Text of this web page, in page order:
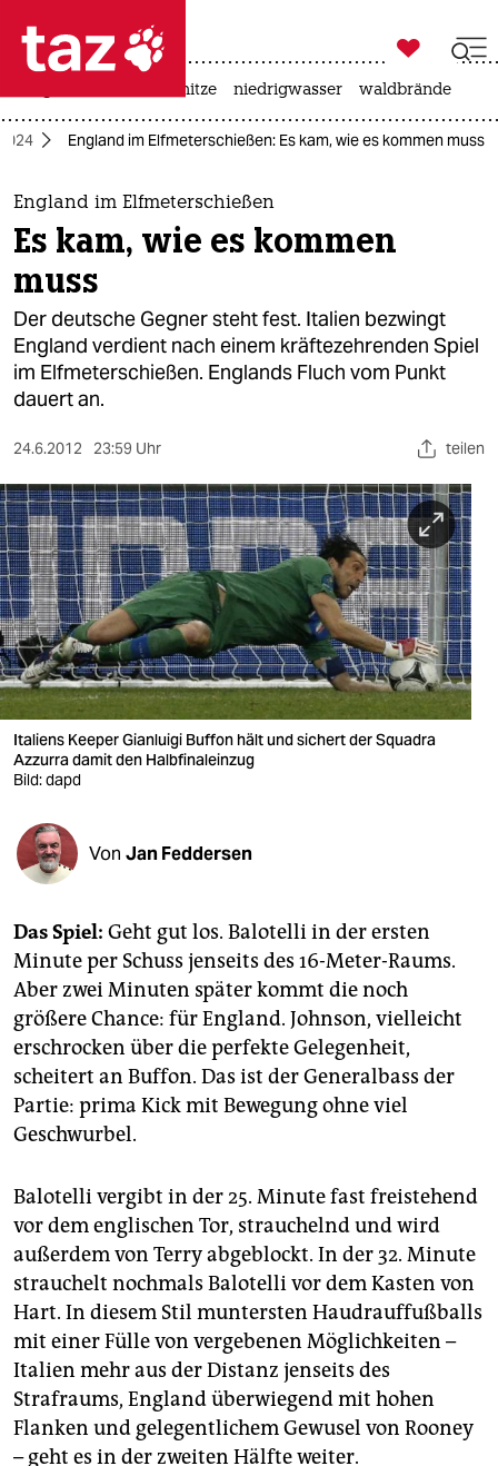
 taz zahl ich
taz zahl ich
themen
politik
öko
gesellschaft
kultur
sport
berlin
nord
wahrheit
verlag
verlag
veranstaltungen
shop
fragen & hilfe
unterstützen
genossenschaft
epaper login

taz zahl ich
hitze niedrigwasser waldbrände
England im Elfmeterschießen: Es kam, wie es kommen muss
England im Elfmeterschießen
Es kam, wie es kommen
muss
Der deutsche Gegner steht fest. Italien bezwingt
England verdient nach einem kräftezehrenden Spiel
im Elfmeterschießen. Englands Fluch vom Punkt
dauert an.
24.6.2012 23:59 Uhr teilen
Italiens Keeper Gianluigi Buffon hält und sichert der Squadra
Azzurra damit den Halbfinaleinzug
Bild: dapd
Von Jan Feddersen
Das Spiel: Geht gut los. Balotelli in der ersten
Minute per Schuss jenseits des 16-Meter-Raums.
Aber zwei Minuten später kommt die noch
größere Chance: für England. Johnson, vielleicht
erschrocken über die perfekte Gelegenheit,
scheitert an Buffon. Das ist der Generalbass der
Partie: prima Kick mit Bewegung ohne viel
Geschwurbel.
Balotelli vergibt in der 25. Minute fast freistehend
vor dem englischen Tor, strauchelnd und wird
außerdem von Terry abgeblockt. In der 32. Minute
strauchelt nochmals Balotelli vor dem Kasten von
Hart. In diesem Stil muntersten Haudrauffußballs
mit einer Fülle von vergebenen Möglichkeiten –
Italien mehr aus der Distanz jenseits des
Strafraums, England überwiegend mit hohen
Flanken und gelegentlichem Gewusel von Rooney
– geht es in der zweiten Hälfte weiter.